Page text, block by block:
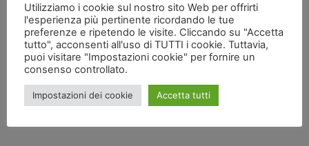
Utilizziamo i cookie sul nostro sito Web per offrirti
l'esperienza più pertinente ricordando le tue
preferenze e ripetendo le visite. Cliccando su "Accetta
tutto", acconsenti all'uso di TUTTI i cookie. Tuttavia,
puoi visitare "Impostazioni cookie" per fornire un
consenso controllato.
Impostazioni dei cookie Accetta tutti